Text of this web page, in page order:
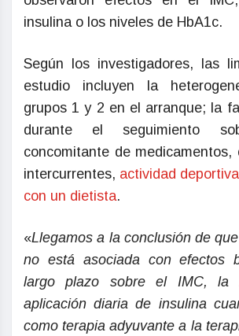
insulina o los niveles de HbA1c.
Según los investigadores, las
estudio incluyen la
grupos 1 y 2 en el arranque; la
durante el seguimiento
concomitante de medicamentos,
intercurrentes, actividad deportiva
con un dietista.
«Llegamos a la conclusión de
no está asociada con efectos
largo plazo sobre el IMC, la
aplicación diaria de insulina
como terapia adyuvante a la